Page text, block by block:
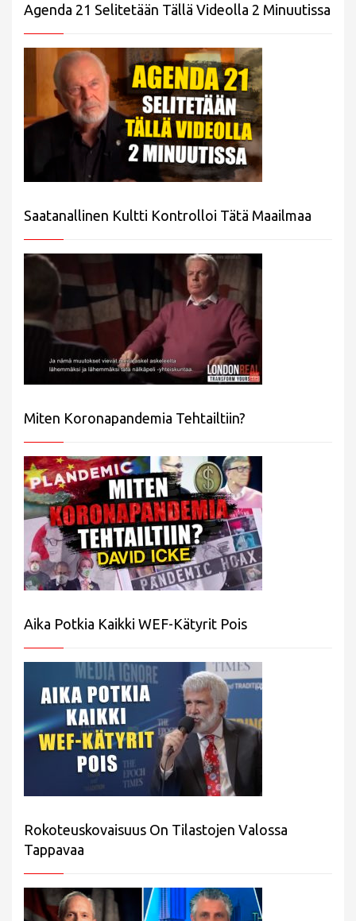
Agenda 21 Selitetään Tällä Videolla 2 Minuutissa
Saatanallinen Kultti Kontrolloi Tätä Maailmaa
Miten Koronapandemia Tehtailtiin?
Aika Potkia Kaikki WEF-Kätyrit Pois
Rokoteuskovaisuus On Tilastojen Valossa
Tappavaa